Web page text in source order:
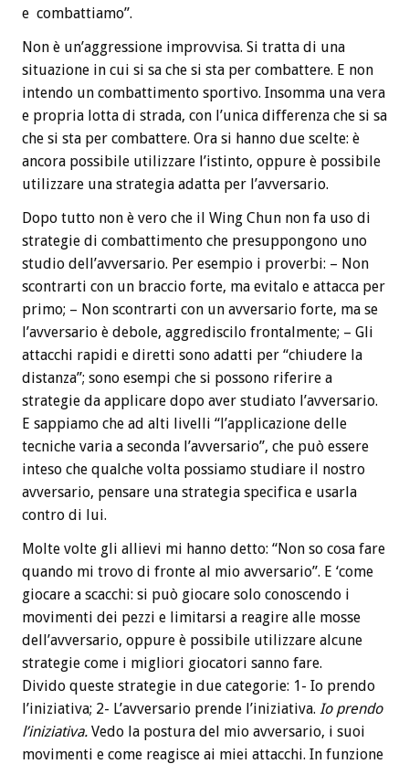
e combattiamo”.
Non è un’aggressione improvvisa. Si tratta di una
situazione in cui si sa che si sta per combattere. E non
intendo un combattimento sportivo. Insomma una vera
e propria lotta di strada, con l’unica differenza che si sa
che si sta per combattere. Ora si hanno due scelte: è
ancora possibile utilizzare l’istinto, oppure è possibile
utilizzare una strategia adatta per l’avversario.
Dopo tutto non è vero che il Wing Chun non fa uso di
strategie di combattimento che presuppongono uno
studio dell’avversario. Per esempio i proverbi: – Non
scontrarti con un braccio forte, ma evitalo e attacca per
primo; – Non scontrarti con un avversario forte, ma se
l’avversario è debole, aggrediscilo frontalmente; – Gli
attacchi rapidi e diretti sono adatti per “chiudere la
distanza”; sono esempi che si possono riferire a
strategie da applicare dopo aver studiato l’avversario.
E sappiamo che ad alti livelli “l’applicazione delle
tecniche varia a seconda l’avversario”, che può essere
inteso che qualche volta possiamo studiare il nostro
avversario, pensare una strategia specifica e usarla
contro di lui.
Molte volte gli allievi mi hanno detto: “Non so cosa fare
quando mi trovo di fronte al mio avversario”. E ‘come
giocare a scacchi: si può giocare solo conoscendo i
movimenti dei pezzi e limitarsi a reagire alle mosse
dell’avversario, oppure è possibile utilizzare alcune
strategie come i migliori giocatori sanno fare.
Divido queste strategie in due categorie: 1- Io prendo
l’iniziativa; 2- L’avversario prende l’iniziativa. Io prendo
l’iniziativa. Vedo la postura del mio avversario, i suoi
movimenti e come reagisce ai miei attacchi. In funzione